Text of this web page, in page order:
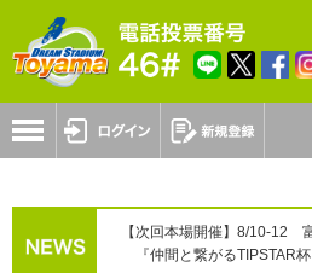
【次回本場開催】8/10-12
『仲間と繋がるTIPSTAR杯